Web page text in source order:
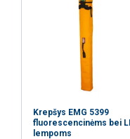
Krepšys EMG 5399
fluorescencinėms bei
lempoms
Funkciniai